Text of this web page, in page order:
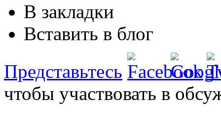
В закладки
Вставить в блог
Представьтесь
чтобы участвовать в